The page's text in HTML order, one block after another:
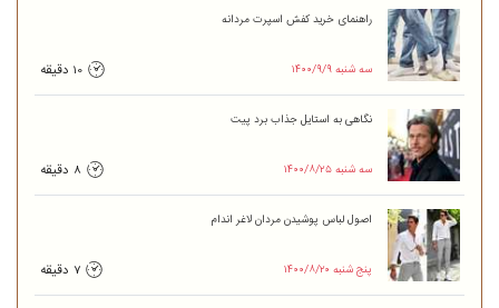
راهنمای خرید کفش اسپرت مردانه
۱۴۰۰/۹/۹ سه شنبه 10 دقیقه
نگاهی به‌ استایل جذاب برد پیت
۱۴۰۰/۸/۲۵ سه شنبه 8 دقیقه
اصول لباس پوشیدن مردان لاغر اندام
۱۴۰۰/۸/۲۰ پنج شنبه 7 دقیقه